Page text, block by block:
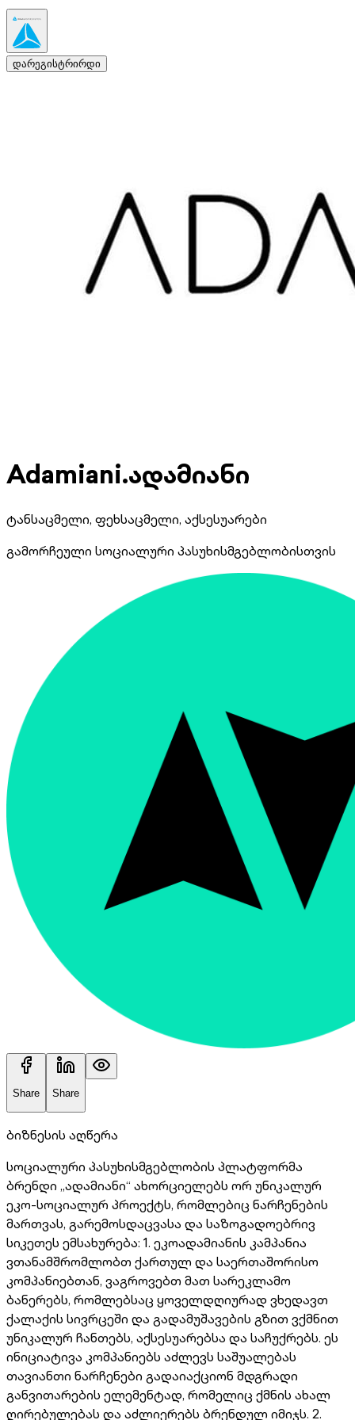
დარეგისტრირდი
Adamiani.ადამიანი
ტანსაცმელი, ფეხსაცმელი, აქსესუარები
გამორჩეული სოციალური პასუხისმგებლობისთვის
Share Share
ბიზნესის აღწერა
სოციალური პასუხისმგებლობის პლატფორმა
ბრენდი „ადამიანი“ ახორციელებს ორ უნიკალურ
ეკო-სოციალურ პროექტს, რომლებიც ნარჩენების
მართვას, გარემოსდაცვასა და საზოგადოებრივ
სიკეთეს ემსახურება: 1. ეკოადამიანის კამპანია
ვთანამშრომლობთ ქართულ და საერთაშორისო
კომპანიებთან, ვაგროვებთ მათ სარეკლამო
ბანერებს, რომლებსაც ყოველდღიურად ვხედავთ
ქალაქის სივრცეში და გადამუშავების გზით ვქმნით
უნიკალურ ჩანთებს, აქსესუარებსა და საჩუქრებს. ეს
ინიციატივა კომპანიებს აძლევს საშუალებას
თავიანთი ნარჩენები გადაიაქციონ მდგრადი
განვითარების ელემენტად, რომელიც ქმნის ახალ
ღირებულებას და აძლიერებს ბრენდულ იმიჯს. 2.